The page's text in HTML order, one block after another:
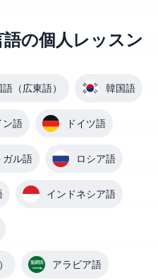
の個人レッスン
（広東語） 韓国語
ン語 ドイツ語
ガル語 ロシア語
インドネシア語
アラビア語